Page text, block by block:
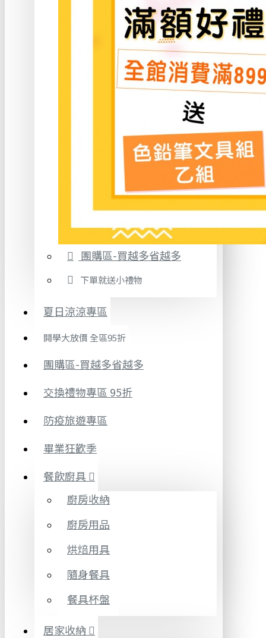
團購區-買越多省越多
下單就送小禮物
夏日涼涼專區
開學大放價 全區95折
團購區-買越多省越多
交換禮物專區 95折
防疫旅遊專區
畢業狂歡季
餐飲廚具
廚房收納
廚房用品
烘焙用具
隨身餐具
餐具杯盤
居家收納